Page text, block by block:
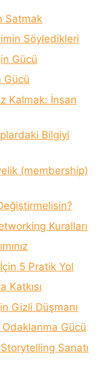
Satmak
Söyledikleri
Gücü
Gücü
Kalmak: İnsan
Bilgiyi
(membership)
Kuralları
İçin 5 Pratik Yol
Katkısı
Gizli Düşmanı
Odaklanma Gücü
Sanatı